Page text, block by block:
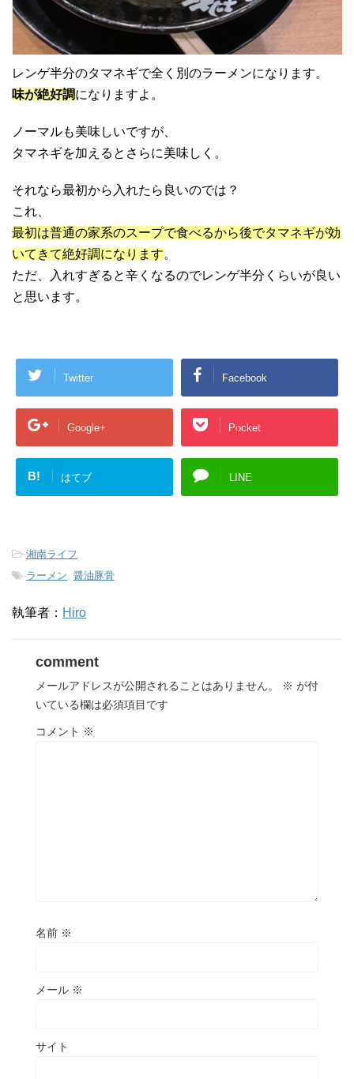
レンゲ半分のタマネギで全く別のラーメンになります。
味が絶好調になりますよ。
ノーマルも美味しいですが、
タマネギを加えるとさらに美味しく。
それなら最初から入れたら良いのでは？
これ、
最初は普通の家系のスープで食べるから後でタマネギが効
いてきて絶好調になります。
ただ、入れすぎると辛くなるのでレンゲ半分くらいが良い
と思います。
Twitter Facebook
Google+ Pocket
B! はてブ LINE
-湘南ライフ
-ラーメン, 醤油豚骨
執筆者： Hiro
comment
メールアドレスが公開されることはありません。 ※ が付
いている欄は必須項目です
コメント ※
名前 ※
メール ※
サイト